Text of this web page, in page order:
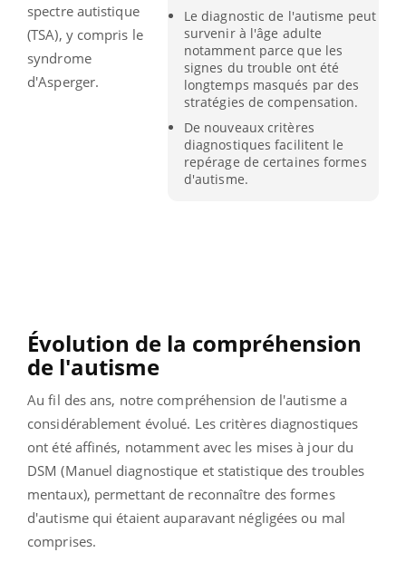
Le diagnostic de l'autisme peut
survenir à l'âge adulte
notamment parce que les
signes du trouble ont été
longtemps masqués par des
stratégies de compensation.
De nouveaux critères
diagnostiques facilitent le
repérage de certaines formes
d'autisme.
spectre autistique
(TSA), y compris le
syndrome
d'Asperger.
Évolution de la compréhension
de l'autisme
Au fil des ans, notre compréhension de l'autisme a
considérablement évolué. Les critères diagnostiques
ont été affinés, notamment avec les mises à jour du
DSM (Manuel diagnostique et statistique des troubles
mentaux), permettant de reconnaître des formes
d'autisme qui étaient auparavant négligées ou mal
comprises.